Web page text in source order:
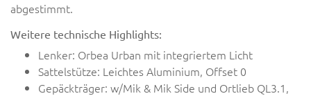
abgestimmt.
Weitere technische Highlights:
Lenker: Orbea Urban mit integriertem Licht
Sattelstütze: Leichtes Aluminium, Offset 0
Gepäckträger: w/Mik & Mik Side und Ortlieb QL3.1,